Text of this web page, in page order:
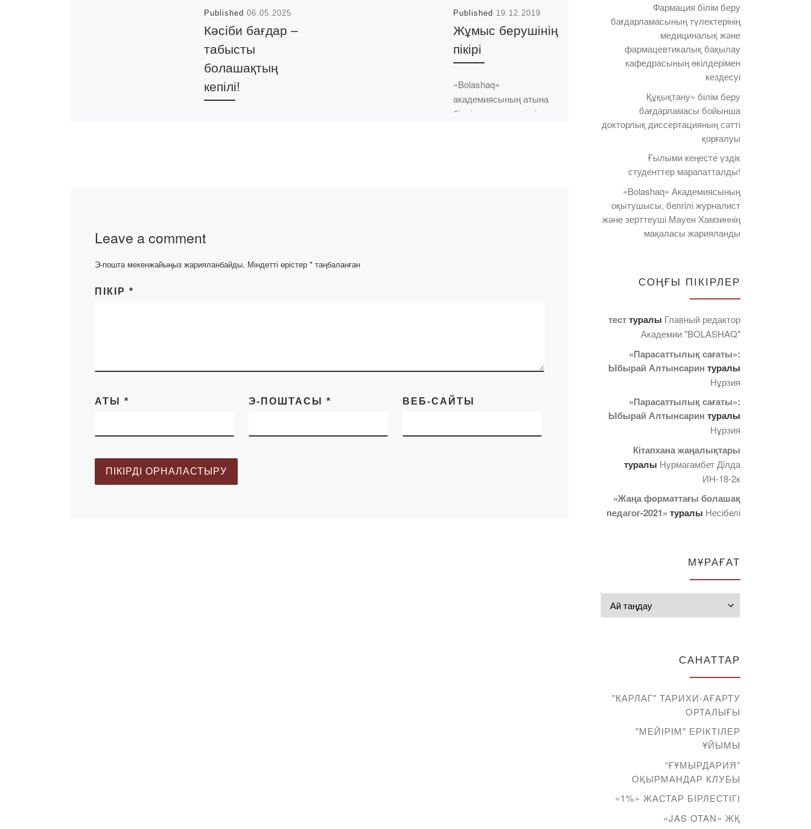
Published06.05.2025
Кәсіби бағдар –
табысты
болашақтың
кепілі!
Роза Балиевна кәсіби
№15 жалпы […]
Published 19.12.2019
Жұмыс берушінің
пікірі
«Bolashaq»
академиясының атына
біздің жоо түлектері
Published
Кітап
жаңалықтары:
Ю.Г. Попов
«Ботақара
естеліктерінен»
Құрметті достар!
«Bolashaq»
академиясының
оқырмандарын
жаңалықтармен
таныстыруды
жалғастыруда. Кітапхана
естеліктерінен» атты
кезекті кітабының бір
[…]
Leave a comment
Э-пошта мекенжайыңыз жарияланбайды. Міндетті өрістер * таңбаланған
ПІКІР *
АТЫ * Э-ПОШТАСЫ * ВЕБ-САЙТЫ
Фармация білім беру
бағдарламасының түлектерінің
медициналық және
фармацевтикалық бақылау
кафедрасының өкілдерімен
кездесуі
Құқықтану» білім беру
бағдарламасы бойынша
докторлық диссертацияның сәтті
қорғалуы
Ғылыми кеңесте үздік
студенттер марапатталды!
«Bolashaq» Академиясының
оқытушысы, белгілі журналист
және зерттеуші Мауен Хамзиннің
мақаласы жарияланды
СОҢҒЫ ПІКІРЛЕР
тесттуралы Главный редактор
Академии "BOLASHAQ"
«Парасаттылық сағаты»:
Ыбырай Алтынсарин туралы
Нұрзия
«Парасаттылық сағаты»:
Ыбырай Алтынсарин туралы
Нұрзия
Кітапхана жаңалықтары
туралы Нурмагамбет Дiлда
ИН-18-2к
«Жаңа форматтағы болашақ
педагог-2021» туралы Несібелі
МҰРАҒАТ
САНАТТАР
"КАРЛАГ" ТАРИХИ-АҒАРТУ
ОРТАЛЫҒЫ
"МЕЙІРІМ" ЕРІКТІЛЕР
ҰЙЫМЫ
“ҒҰМЫРДАРИЯ”
ОҚЫРМАНДАР КЛУБЫ
«1%» ЖАСТАР БІРЛЕСТІГІ
«JAS OTAN» ЖҚ